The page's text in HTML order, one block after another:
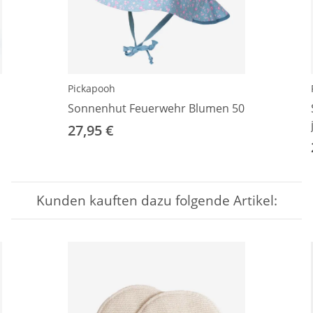
Pickapooh
Sonnenhut Feuerwehr Blumen 50
27,95 €
Kunden kauften dazu folgende Artikel: